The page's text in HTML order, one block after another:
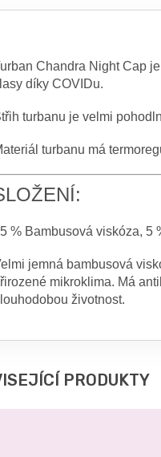
Chandra Night Cap
díky COVIDu.
turbanu je velmi
turbanu má
% Bambusová viskóza, 5
jemná bambusová
mikroklima. Má
životnost.
PRODUKTY